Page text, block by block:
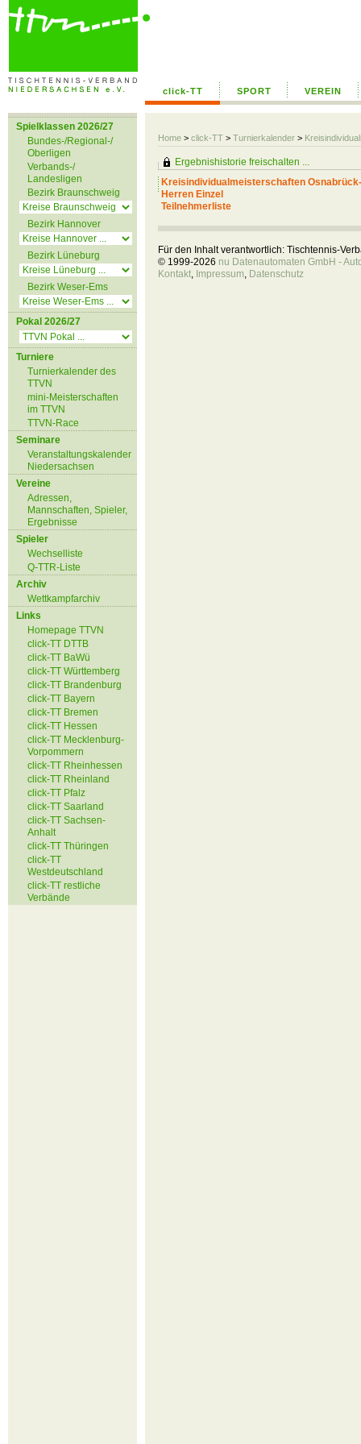
click-TT SPORT VEREIN
Home > click-TT > Turnierkalender >
Spielklassen 2026/27
Bundes-/Regional-/
Oberligen
Verbands-/
Landesligen
Bezirk Braunschweig
Bezirk Hannover
Bezirk Lüneburg
Bezirk Weser-Ems
Pokal 2026/27
Turniere
Turnierkalender des
TTVN
mini-Meisterschaften
im TTVN
TTVN-Race
Seminare
Veranstaltungskalender
Niedersachsen
Vereine
Adressen,
Mannschaften, Spieler,
Ergebnisse
Spieler
Wechselliste
Q-TTR-Liste
Archiv
Wettkampfarchiv
Links
Homepage TTVN
click-TT DTTB
click-TT BaWü
click-TT Württemberg
click-TT Brandenburg
click-TT Bayern
click-TT Bremen
click-TT Hessen
click-TT Mecklenburg-
Vorpommern
click-TT Rheinhessen
click-TT Rheinland
click-TT Pfalz
click-TT Saarland
click-TT Sachsen-
Anhalt
click-TT Thüringen
click-TT
Westdeutschland
click-TT restliche
Verbände
Ergebnishistorie freischalten ...
Kreisindividualmeisterschaften
Herren Einzel
Teilnehmerliste
Für den Inhalt verantwortlich: Tischtennis-
© 1999-2026 nu Datenautomaten GmbH -
Kontakt, Impressum, Datenschutz